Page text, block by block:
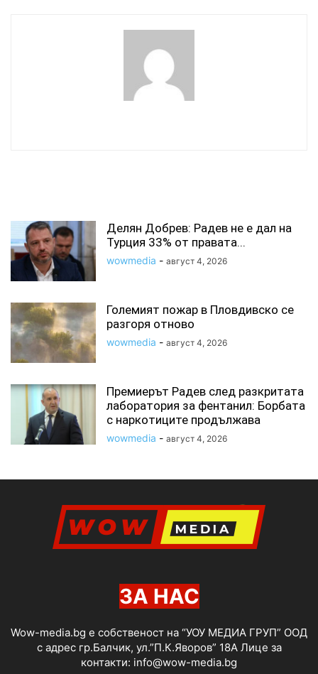
Делян Добрев: Радев не е дал на
Турция 33% от правата...
wowmedia - август 4, 2026
Големият пожар в Пловдивско се
разгоря отново
wowmedia - август 4, 2026
Премиерът Радев след разкритата
лаборатория за фентанил: Борбата
с наркотиците продължава
wowmedia - август 4, 2026
ЗА НАС
Wow-media.bg е собственост на “УОУ МЕДИА ГРУП” ООД
с адрес гр.Балчик, ул.”П.К.Яворов” 18А Лице за
контакти: info@wow-media.bg